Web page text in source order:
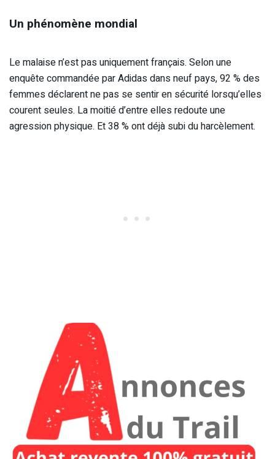
Un phénomène mondial
Le malaise n’est pas uniquement français. Selon une
enquête commandée par Adidas dans neuf pays, 92 % des
femmes déclarent ne pas se sentir en sécurité lorsqu’elles
courent seules. La moitié d’entre elles redoute une
agression physique. Et 38 % ont déjà subi du harcèlement.